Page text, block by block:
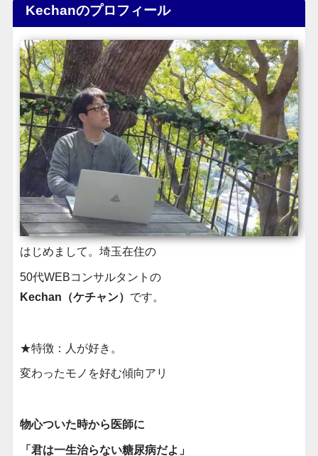
Kechanのプロフィール
はじめまして。埼玉在住の
50代WEBコンサルタントの
Kechan（ケチャン） です。
★特徴：人が好き。
変わったモノを好む傾向アリ
物心ついた時から医師に
「君は一生治らない糖尿病だよ」